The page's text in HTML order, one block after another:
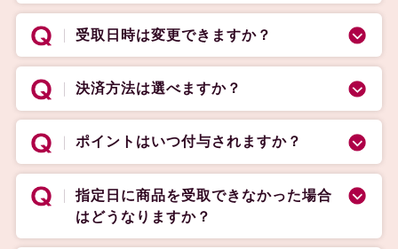
受取日時は変更できますか？
決済方法は選べますか？
ポイントはいつ付与されますか？
指定日に商品を受取できなかった場合
はどうなりますか？